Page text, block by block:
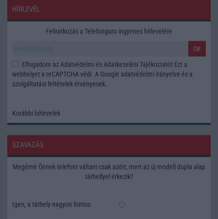
HÍRLEVÉL
Feliratkozás a Telefonguru ingyenes hírlevelére
OK
Elfogadom azAdatvédelmi és Adatkezelési Tájékoztatót Ezt a
webhelyet a reCAPTCHA védi. A Google adatvédelmi irányelve és a
szolgáltatási feltételek érvényesek.
Korábbi hírlevelek
SZAVAZÁS
Megérné Önnek telefont váltani csak azért, mert az új modell dupla alap
tárhellyel érkezik?
Igen, a tárhely nagyon fontos